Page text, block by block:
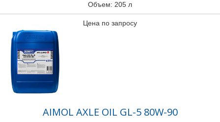
Объем: 205 л
Цена по запросу
AIMOL AXLE OIL GL-5 80W-90